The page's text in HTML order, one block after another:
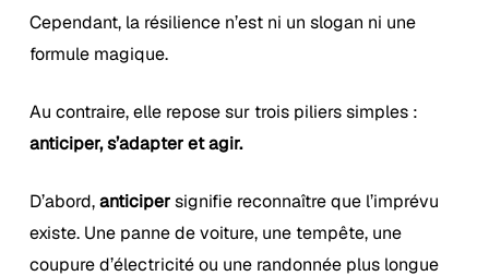
Cependant, la résilience n’est ni un slogan ni une
formule magique.
Au contraire, elle repose sur trois piliers simples :
anticiper, s’adapter et agir.
D’abord,anticipersignifie reconnaître que l’imprévu
existe. Une panne de voiture, une tempête, une
coupure d’électricité ou une randonnée plus longue